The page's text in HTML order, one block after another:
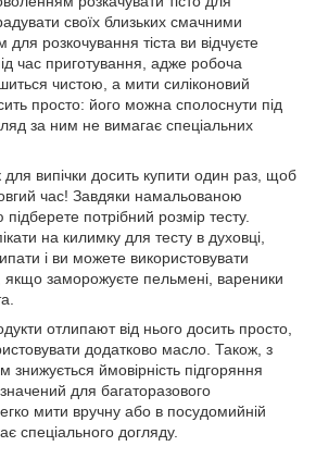
своїх близьких смачними
розкочування тіста ви відчуєте
час приготування, адже робоча
чистою, а мити силіконовий
просто: його можна сполоснути під
за ним не вимагає спеціальних
випічки досить купити один раз, щоб
час! Завдяки намальованою
підберете потрібний розмір тесту.
на килимку для тесту в духовці,
і ви можете використовувати
якщо заморожуєте пельмені, вареники
отлипают від нього досить просто,
додатково масло. Також, з
знижується ймовірність підгоряння
для багаторазового
мити вручну або в посудомийній
спеціального догляду.